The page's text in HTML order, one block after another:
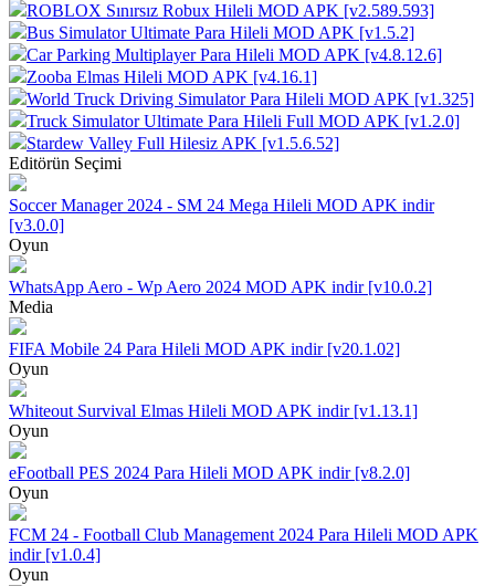
ROBLOX Sınırsız Robux Hileli MOD APK [v2.589.593]
Bus Simulator Ultimate Para Hileli MOD APK [v1.5.2]
Car Parking Multiplayer Para Hileli MOD APK [v4.8.12.6]
Zooba Elmas Hileli MOD APK [v4.16.1]
World Truck Driving Simulator Para Hileli MOD APK [v1.325]
Truck Simulator Ultimate Para Hileli Full MOD APK [v1.2.0]
Stardew Valley Full Hilesiz APK [v1.5.6.52]
Editörün Seçimi
Soccer Manager 2024 - SM 24 Mega Hileli MOD APK indir
[v3.0.0]
Oyun
WhatsApp Aero - Wp Aero 2024 MOD APK indir [v10.0.2]
Media
FIFA Mobile 24 Para Hileli MOD APK indir [v20.1.02]
Oyun
Whiteout Survival Elmas Hileli MOD APK indir [v1.13.1]
Oyun
eFootball PES 2024 Para Hileli MOD APK indir [v8.2.0]
Oyun
FCM 24 - Football Club Management 2024 Para Hileli MOD APK
indir [v1.0.4]
Oyun